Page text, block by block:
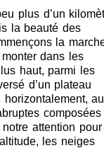
plus d’un
la beauté des
la
dans les
haut, parmi les
d’un plateau
au
composées
attention
les neiges